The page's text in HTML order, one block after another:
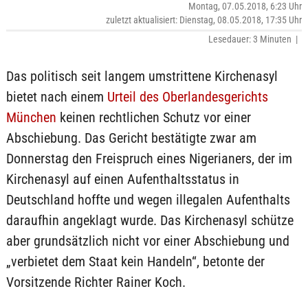
Montag, 07.05.2018, 6:23 Uhr
zuletzt aktualisiert: Dienstag, 08.05.2018, 17:35 Uhr
Lesedauer: 3 Minuten |
Das politisch seit langem umstrittene Kirchenasyl
bietet nach einem Urteil des Oberlandesgerichts
München keinen rechtlichen Schutz vor einer
Abschiebung. Das Gericht bestätigte zwar am
Donnerstag den Freispruch eines Nigerianers, der im
Kirchenasyl auf einen Aufenthaltsstatus in
Deutschland hoffte und wegen illegalen Aufenthalts
daraufhin angeklagt wurde. Das Kirchenasyl schütze
aber grundsätzlich nicht vor einer Abschiebung und
„verbietet dem Staat kein Handeln“, betonte der
Vorsitzende Richter Rainer Koch.